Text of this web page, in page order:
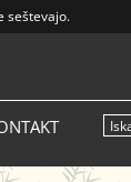
seštevajo.